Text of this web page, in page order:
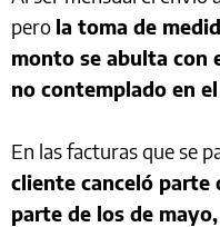
pero la toma de
monto se abulta con
no contemplado en
En las facturas que se
cliente canceló parte
parte de los de mayo,